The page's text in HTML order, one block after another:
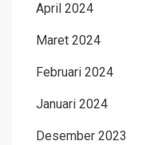
April 2024
Maret 2024
Februari 2024
Januari 2024
Desember 2023